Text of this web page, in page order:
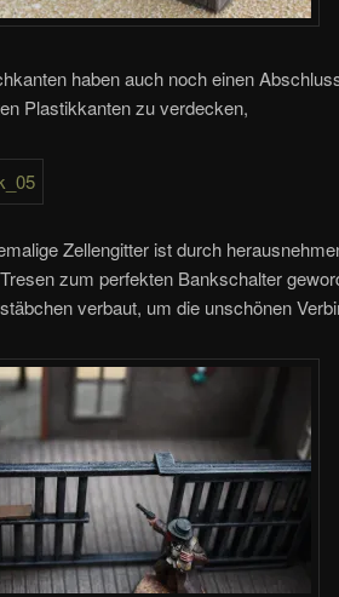
haben auch noch einen
Plastikkanten zu verdecken,
Zellengitter ist durch
zum perfekten Bankschalter
verbaut, um die unschönen